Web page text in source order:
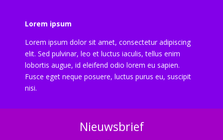
Lorem ipsum
Lorem ipsum dolor sit amet, consectetur adipiscing
elit. Sed pulvinar, leo et luctus iaculis, tellus enim
lobortis augue, id eleifend odio lorem eu sapien.
Fusce eget neque posuere, luctus purus eu, suscipit
nisi.
Nieuwsbrief